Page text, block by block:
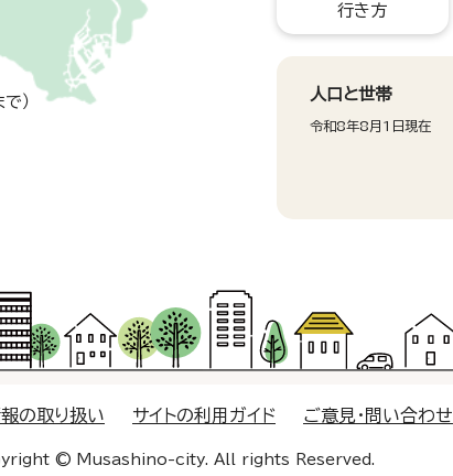
）
行き方
人口と世帯
令和8年8月1日現在
の取り扱い サイトの利用ガイド ご意見・問い合わせ
© Musashino-city. All rights Reserved.